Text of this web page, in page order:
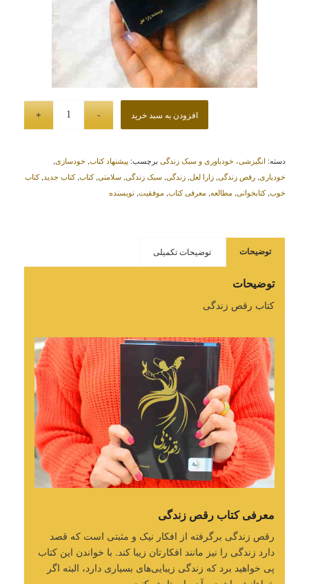
افزودن به سبد خرید
دسته: انگیزشی، خودباوری و سبک زندگی برچسب: پیشنهاد کتاب, خودسازی,
خودیاری, رقص زندگی, زارا لعل, زندگی, سبک زندگی, سلامتی,کتاب,کتاب جدید,کتاب
خوب,کتابخوانی, مطالعه, معرفی کتاب, موفقیت, نویسنده
توضیحات توضیحات تکمیلی
توضیحات
کتاب رقص زندگی
معرفی کتاب رقص زندگی
رقص زندگی برگرفته از افکار نیک و مثبتی است که قصد
دارد زندگی را نیز مانند افکارتان زیبا کند. با خواندن این کتاب
پی خواهید برد که زندگی زیبایی‌های بسیاری دارد، البته اگر